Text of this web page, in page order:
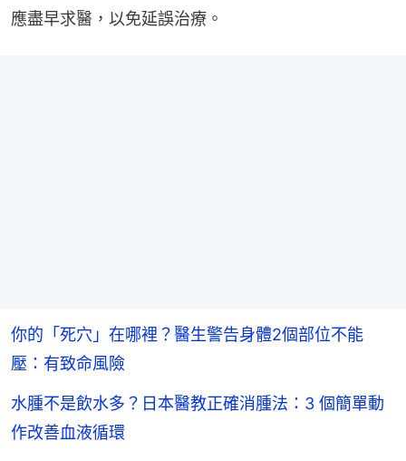
應盡早求醫，以免延誤治療。
你的「死穴」在哪裡？醫生警告身體2個部位不能
壓：有致命風險
水腫不是飲水多？日本醫教正確消腫法：3 個簡單動
作改善血液循環